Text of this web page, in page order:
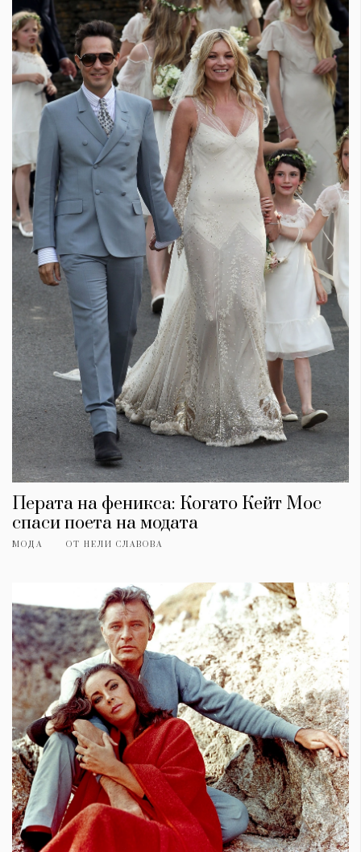
Перата на феникса: Когато Кейт Мос
спаси поета на модата
МОДА ОТ НЕЛИ СЛАВОВА
КАТЕГОРИИ
Wine&Dine
Подкасти
Мода
Dialogue
Изкуство
ЗА НАС
Условия за
ползване
За нас
Реклама
Политика за